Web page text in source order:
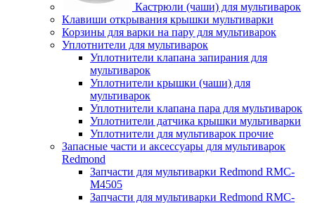
Кастрюли (чаши) для мультиварок
Клавиши открывания крышки мультиварки
Корзины для варки на пару для мультиварок
Уплотнители для мультиварок
Уплотнители клапана запирания для
мультиварок
Уплотнители крышки (чаши) для
мультиварок
Уплотнители клапана пара для мультиварок
Уплотнители датчика крышки мультиварки
Уплотнители для мультиварок прочие
Запасные части и аксессуары для мультиварок
Redmond
Запчасти для мультиварки Redmond RMC-
M4505
Запчасти для мультиварки Redmond RMC-